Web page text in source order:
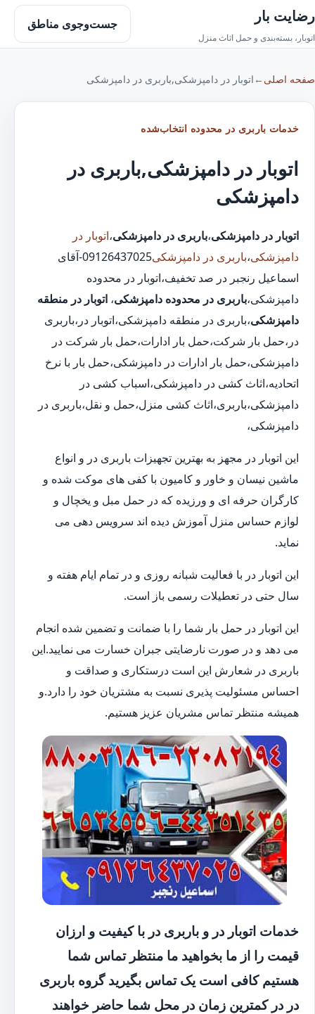
رضایت بار
اتوبار، بسته‌بندی و حمل اثاث منزل
جست‌وجوی مناطق
صفحه اصلی ← اتوبار در دامپزشکی,باربری در دامپزشکی
خدمات باربری در محدوده انتخاب‌شده
اتوبار در دامپزشکی,باربری در
دامپزشکی
اتوبار در دامپزشکی،باربری در دامپزشکی،اتوبار در
دامپزشکی،باربری در دامپزشکی
09126437025-آقای
اسماعیل رنجبر در صد تخفیف،اتوبار در محدوده
دامپزشکی،باربری در محدوده دامپزشکی، اتوبار در منطقه
دامپزشکی،باربری در منطقه دامپزشکی،اتوبار در،باربری
در،حمل بار شرکت،حمل بار ادارات،حمل بار شرکت در
دامپزشکی،حمل بار ادارات در دامپزشکی،حمل بار با نرخ
اتحادیه،اثاث کشی در دامپزشکی،اسباب کشی در
دامپزشکی،باربری،اثاث کشی منزل،حمل و نقل،باربری در
دامپزشکی،
این اتوبار در مجهز به بهترین تجهیزات باربری در و انواع
ماشین نیسان و خاور و کامیون با کفی های موکت شده و
کارگران حرفه ای و ورزیده که در حمل مبل و یخچال و
لوازم حساس منزل آموزش دیده اند سرویس دهی می
نماید.
این اتوبار در با فعالیت شبانه روزی و در تمام ایام هفته و
سال حتی در تعطیلات رسمی باز است.
این اتوبار در حمل بار شما را با ضمانت و تضمین شده انجام
می دهد و در صورت نارضایتی جبران خسارت می نمایید.این
باربری در شعارش این است درستکاری و صداقت و
احساس مسئولیت پذیری نسبت به مشتریان خود را دارد.و
همیشه منتظر تماس مشریان عزیز هستیم.
خدمات اتوبار در و باربری در با کیفیت و ارزان
قیمت را از ما بخواهید ما منتظر تماس شما
هستیم کافی است یک تماس بگیرید گروه باربری
در در کمترین زمان در محل شما حاضر خواهند